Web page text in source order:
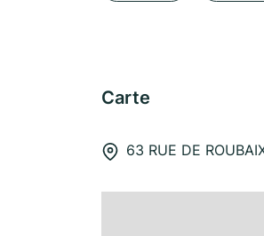
Carte
63 RUE DE